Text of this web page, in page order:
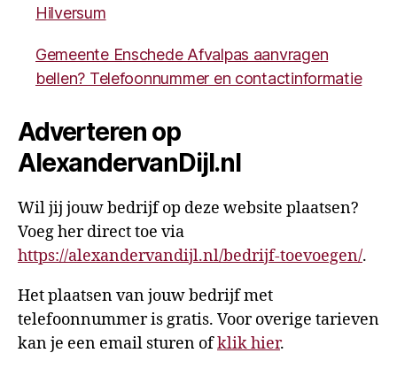
Hilversum
Gemeente Enschede Afvalpas aanvragen
bellen? Telefoonnummer en contactinformatie
Adverteren op
AlexandervanDijl.nl
Wil jij jouw bedrijf op deze website plaatsen?
Voeg her direct toe via
https://alexandervandijl.nl/bedrijf-toevoegen/.
Het plaatsen van jouw bedrijf met
telefoonnummer is gratis. Voor overige tarieven
kan je een email sturen ofklik hier.